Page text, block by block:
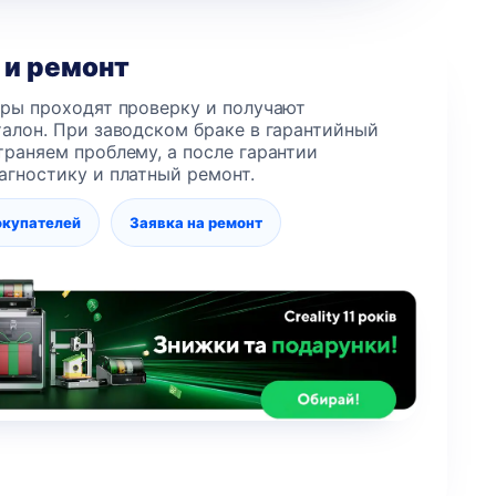
и ремонт
проходят проверку и получают
При заводском браке в гарантийный
проблему, а после гарантии
и платный ремонт.
Заявка на ремонт